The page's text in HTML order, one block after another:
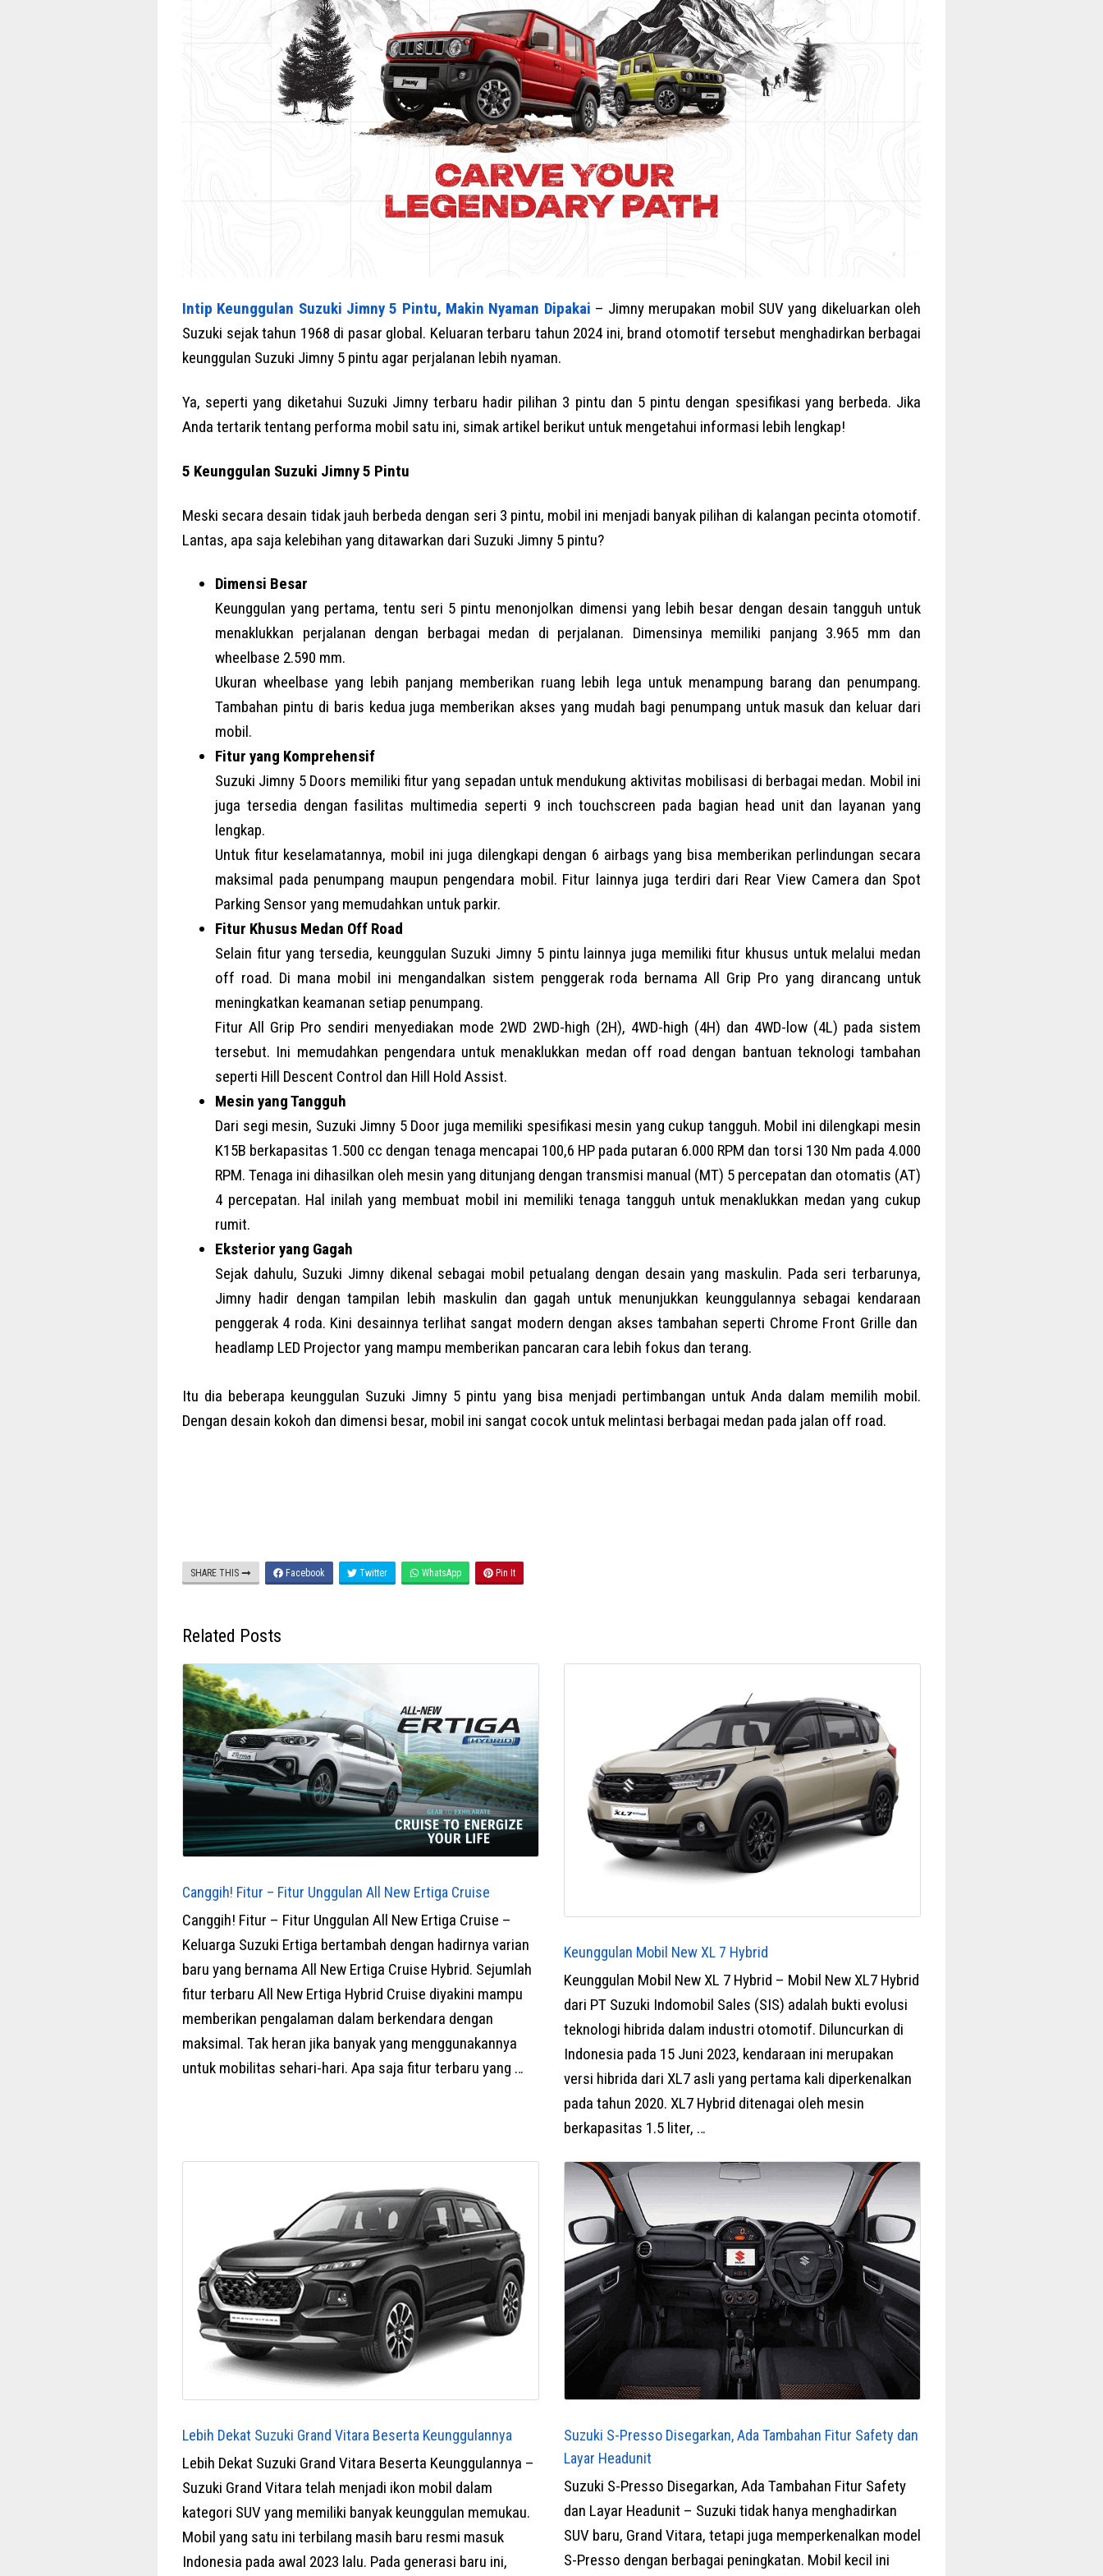
Intip Keunggulan Suzuki Jimny 5 Pintu, Makin Nyaman Dipakai – Jimny merupakan mobil SUV yang dikeluarkan oleh
Suzuki sejak tahun 1968 di pasar global. Keluaran terbaru tahun 2024 ini, brand otomotif tersebut menghadirkan berbagai
keunggulan Suzuki Jimny 5 pintu agar perjalanan lebih nyaman.
Ya, seperti yang diketahui Suzuki Jimny terbaru hadir pilihan 3 pintu dan 5 pintu dengan spesifikasi yang berbeda. Jika
Anda tertarik tentang performa mobil satu ini, simak artikel berikut untuk mengetahui informasi lebih lengkap!
5 Keunggulan Suzuki Jimny 5 Pintu
Meski secara desain tidak jauh berbeda dengan seri 3 pintu, mobil ini menjadi banyak pilihan di kalangan pecinta otomotif.
Lantas, apa saja kelebihan yang ditawarkan dari Suzuki Jimny 5 pintu?
Dimensi Besar
Keunggulan yang pertama, tentu seri 5 pintu menonjolkan dimensi yang lebih besar dengan desain tangguh untuk
menaklukkan perjalanan dengan berbagai medan di perjalanan. Dimensinya memiliki panjang 3.965 mm dan
wheelbase 2.590 mm.
Ukuran wheelbase yang lebih panjang memberikan ruang lebih lega untuk menampung barang dan penumpang.
Tambahan pintu di baris kedua juga memberikan akses yang mudah bagi penumpang untuk masuk dan keluar dari
mobil.
Fitur yang Komprehensif
Suzuki Jimny 5 Doors memiliki fitur yang sepadan untuk mendukung aktivitas mobilisasi di berbagai medan. Mobil ini
juga tersedia dengan fasilitas multimedia seperti 9 inch touchscreen pada bagian head unit dan layanan yang
lengkap.
Untuk fitur keselamatannya, mobil ini juga dilengkapi dengan 6 airbags yang bisa memberikan perlindungan secara
maksimal pada penumpang maupun pengendara mobil. Fitur lainnya juga terdiri dari Rear View Camera dan Spot
Parking Sensor yang memudahkan untuk parkir.
Fitur Khusus Medan Off Road
Selain fitur yang tersedia, keunggulan Suzuki Jimny 5 pintu lainnya juga memiliki fitur khusus untuk melalui medan
off road. Di mana mobil ini mengandalkan sistem penggerak roda bernama All Grip Pro yang dirancang untuk
meningkatkan keamanan setiap penumpang.
Fitur All Grip Pro sendiri menyediakan mode 2WD 2WD-high (2H), 4WD-high (4H) dan 4WD-low (4L) pada sistem
tersebut. Ini memudahkan pengendara untuk menaklukkan medan off road dengan bantuan teknologi tambahan
seperti Hill Descent Control dan Hill Hold Assist.
Mesin yang Tangguh
Dari segi mesin, Suzuki Jimny 5 Door juga memiliki spesifikasi mesin yang cukup tangguh. Mobil ini dilengkapi mesin
K15B berkapasitas 1.500 cc dengan tenaga mencapai 100,6 HP pada putaran 6.000 RPM dan torsi 130 Nm pada 4.000
RPM. Tenaga ini dihasilkan oleh mesin yang ditunjang dengan transmisi manual (MT) 5 percepatan dan otomatis (AT)
4 percepatan. Hal inilah yang membuat mobil ini memiliki tenaga tangguh untuk menaklukkan medan yang cukup
rumit.
Eksterior yang Gagah
Sejak dahulu, Suzuki Jimny dikenal sebagai mobil petualang dengan desain yang maskulin. Pada seri terbarunya,
Jimny hadir dengan tampilan lebih maskulin dan gagah untuk menunjukkan keunggulannya sebagai kendaraan
penggerak 4 roda. Kini desainnya terlihat sangat modern dengan akses tambahan seperti Chrome Front Grille dan
headlamp LED Projector yang mampu memberikan pancaran cara lebih fokus dan terang.
Itu dia beberapa keunggulan Suzuki Jimny 5 pintu yang bisa menjadi pertimbangan untuk Anda dalam memilih mobil.
Dengan desain kokoh dan dimensi besar, mobil ini sangat cocok untuk melintasi berbagai medan pada jalan off road.
SHARE THIS Facebook Twitter WhatsApp Pin It
Related Posts
Canggih! Fitur – Fitur Unggulan All New Ertiga Cruise
Canggih! Fitur – Fitur Unggulan All New Ertiga Cruise –
Keluarga Suzuki Ertiga bertambah dengan hadirnya varian
baru yang bernama All New Ertiga Cruise Hybrid. Sejumlah
fitur terbaru All New Ertiga Hybrid Cruise diyakini mampu
memberikan pengalaman dalam berkendara dengan
maksimal. Tak heran jika banyak yang menggunakannya
untuk mobilitas sehari-hari. Apa saja fitur terbaru yang …
Keunggulan Mobil New XL 7 Hybrid
Keunggulan Mobil New XL 7 Hybrid – Mobil New XL7 Hybrid
dari PT Suzuki Indomobil Sales (SIS) adalah bukti evolusi
teknologi hibrida dalam industri otomotif. Diluncurkan di
Indonesia pada 15 Juni 2023, kendaraan ini merupakan
versi hibrida dari XL7 asli yang pertama kali diperkenalkan
pada tahun 2020. XL7 Hybrid ditenagai oleh mesin
berkapasitas 1.5 liter, …
Lebih Dekat Suzuki Grand Vitara Beserta Keunggulannya
Lebih Dekat Suzuki Grand Vitara Beserta Keunggulannya –
Suzuki Grand Vitara telah menjadi ikon mobil dalam
kategori SUV yang memiliki banyak keunggulan memukau.
Mobil yang satu ini terbilang masih baru resmi masuk
Indonesia pada awal 2023 lalu. Pada generasi baru ini,
Suzuki S-Presso Disegarkan, Ada Tambahan Fitur Safety dan
Layar Headunit
Suzuki S-Presso Disegarkan, Ada Tambahan Fitur Safety
dan Layar Headunit – Suzuki tidak hanya menghadirkan
SUV baru, Grand Vitara, tetapi juga memperkenalkan model
S-Presso dengan berbagai peningkatan. Mobil kecil ini